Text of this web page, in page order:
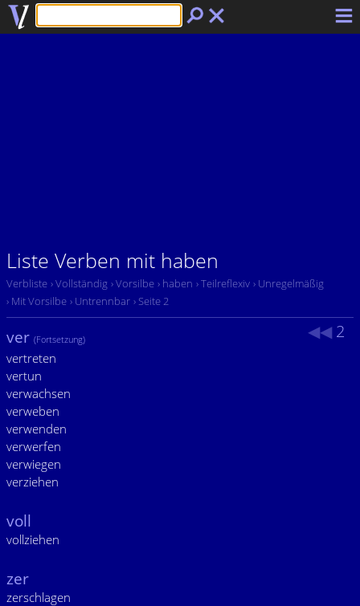
Liste Verben mit haben
Verbliste › Vollständig › Vorsilbe › haben › Teilreflexiv › Unregelmäßig
› Mit Vorsilbe › Untrennbar › Seite 2
◀◀ 2
ver (Fortsetzung)
vertreten
vertun
verwachsen
verweben
verwenden
verwerfen
verwiegen
verziehen
voll
vollziehen
zer
zerschlagen